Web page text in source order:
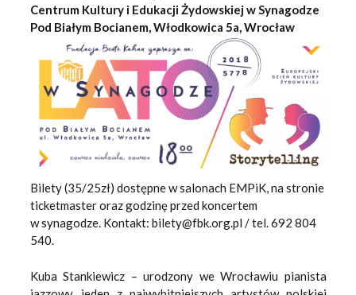
Centrum Kultury i Edukacji Żydowskiej w Synagodze
Pod Białym Bocianem, Włodkowica 5a, Wrocław
Bilety (35/25zł) dostępne w salonach EMPiK, na stronie
ticketmaster oraz godzinę przed koncertem
w synagodze. Kontakt: bilety@fbk.org.pl / tel. 692 804
540.
Kuba Stankiewicz – urodzony we Wrocławiu pianista